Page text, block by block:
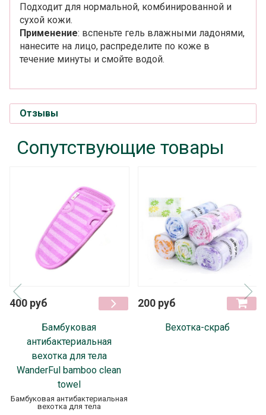
Подходит для нормальной, комбинированной и
сухой кожи.
Применение: вспеньте гель влажными ладонями,
нанесите на лицо, распределите по коже в
течение минуты и смойте водой.
Отзывы
Сопутствующие товары
400 руб
Бамбуковая
антибактериальная
вехотка для тела
WanderFul bamboo clean
towel
Бамбуковая антибактериальная
вехотка для тела
200 руб
Вехотка-скраб